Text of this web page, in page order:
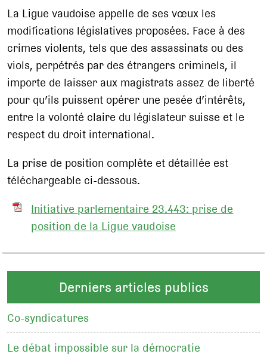
La Ligue vaudoise appelle de ses vœux les
modifications législatives proposées. Face à des
crimes violents, tels que des assassinats ou des
viols, perpétrés par des étrangers criminels, il
importe de laisser aux magistrats assez de liberté
pour qu’ils puissent opérer une pesée d’intérêts,
entre la volonté claire du législateur suisse et le
respect du droit international.
La prise de position complète et détaillée est
téléchargeable ci-dessous.
Initiative parlementaire 23.443: prise de
position de la Ligue vaudoise
Derniers articles publics
Co-syndicatures
Le débat impossible sur la démocratie